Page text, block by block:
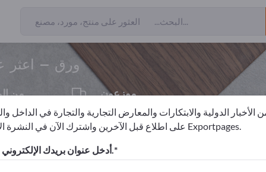
ورق – اعثر
من موزعون
1
الأخبار الدولية والابتكارات والمعارض التجارية والتجارة في الداخل
على اطلاع قبل الآخرين واشترك الآن في النشرة الإخبارية لـ Exportpages.
أدخل عنوان بريدك الإلكتروني للاشتراك.